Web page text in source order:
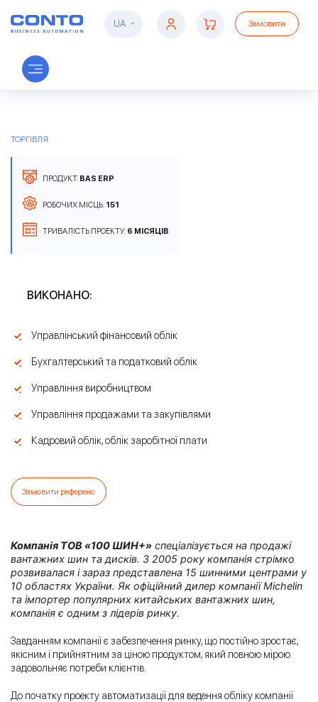
UA Замовити
ТОВ «100 ШИН+»
ТОРГІВЛЯ
ПРОДУКТ: BAS ERP
РОБОЧИХ МІСЦЬ: 151
ТРИВАЛІСТЬ ПРОЕКТУ: 6 МІСЯЦІВ
Замовити референс
ВИКОНАНО:
Управлінський фінансовий облік
Бухгалтерський та податковий облік
Управління виробництвом
Управління продажами та закупівлями
Кадровий облік, облік заробітної плати
Компанія ТОВ «100 ШИН+» спеціалізується на продажі
вантажних шин та дисків. З 2005 року компанія стрімко
розвивалася і зараз представлена 15 шинними центрами у
10 областях України. Як офіційний дилер компанії Michelin
та імпортер популярних китайських вантажних шин,
компанія є одним з лідерів ринку.
Завданням компанії є забезпечення ринку, що постійно зростає,
якісним і прийнятним за ціною продуктом, який повною мірою
задовольняє потреби клієнтів.
До початку проекту автоматизації для ведення обліку компанії